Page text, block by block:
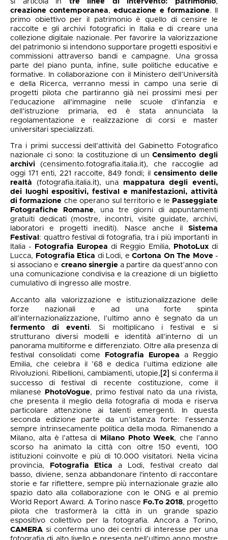
creazione contemporanea,educazione e formazione. Il
primo obiettivo per il patrimonio è quello di censire le
raccolte e gli archivi fotografici in Italia e di creare una
collezione digitale nazionale. Per favorire la valorizzazione
del patrimonio si intendono supportare progetti espositivi e
commissioni attraverso bandi e campagne. Una grossa
parte del piano punta, infine, sulle politiche educative e
formative. In collaborazione con il Ministero dell’Università
e della Ricerca, verranno messi in campo una serie di
progetti pilota che partiranno già nei prossimi mesi per
l’educazione all’immagine nelle scuole d’infanzia e
dell’istruzione primaria, ed è stata annunciata la
regolamentazione e realizzazione di corsi e master
universitari specializzati.
Tra i primi successi dell’attività del Gabinetto Fotografico
nazionale ci sono: la costituzione di unCensimento degli
archivi (censimento.fotografia.italia.it), che raccoglie ad
oggi 171 enti, 221 raccolte, 849 fondi; il censimento delle
realtà (fotografia.italia.it), una mappatura degli eventi,
dei luoghi espositivi, festival e manifestazioni, attività
di formazione che operano sul territorio e le Passeggiate
Fotografiche Romane, una tre giorni di appuntamenti
gratuiti dedicati (mostre, incontri, visite guidate, archivi,
laboratori e progetti inediti). Nasce anche il Sistema
Festival : quattro festival di fotografia, tra i più importanti in
Italia -
Fotografia Europea di Reggio Emilia, PhotoLuxdi
Lucca, Fotografia Etica di Lodi, e Cortona On The Move -
si associano e creano sinergie a partire da quest’anno con
una comunicazione condivisa e la creazione di un biglietto
cumulativo di ingresso alle mostre.
Accanto alla valorizzazione e istituzionalizzazione delle
forze nazionali e ad una forte spinta
all’internazionalizzazione, l’ultimo anno è segnato da un
fermento di eventi. Si moltiplicano i festival e si
strutturano diversi modelli e identità all’interno di un
panorama multiforme e differenziato. Oltre alla presenza di
festival consolidati come Fotografia Europea a Reggio
Emilia, che celebra il ’68 e dedica l’ultima edizione alle
Rivoluzioni. Ribellioni, cambiamenti, utopie, [2]
si conferma il
successo di festival di recente costituzione, come il
milanese PhotoVogue, primo festival nato da una rivista,
che presenta il meglio della fotografia di moda e riserva
particolare attenzione ai talenti emergenti. In questa
seconda edizione parte da un’istanza forte: l’essenza
sempre intrinsecamente politica della moda. Rimanendo a
Milano, alta è l’attesa di Milano Photo Week, che l’anno
scorso ha animato la città con oltre 150 eventi, 100
istituzioni coinvolte e più di 10.000 visitatori. Nella vicina
provincia, Fotografia Etica a Lodi, festival creato dal
basso, diviene, senza abbandonare l'intento di raccontare
storie e far riflettere, sempre più internazionale grazie allo
spazio dato alla collaborazione con le ONG e al premio
World Report Award. A Torino nasce Fo.To 2018, progetto
pilota che trasformerà la città in un grande spazio
espositivo collettivo per la fotografia. Ancora a Torino,
CAMERA si conferma uno dei centri di interesse per una